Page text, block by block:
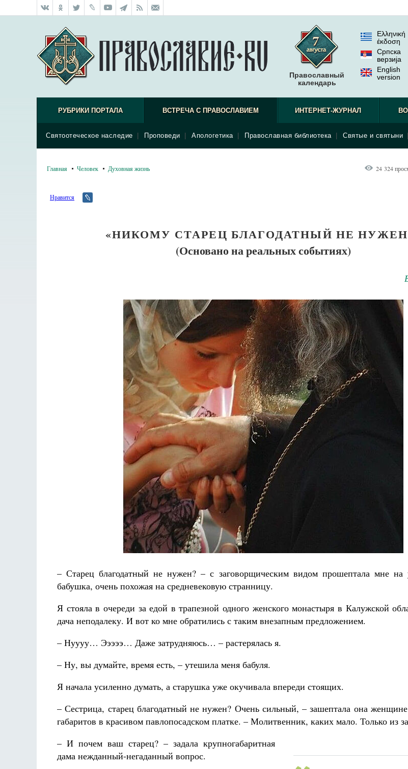
Православный
календарь
Ελληνική
έκδοση
Српска
верзиjа
English
version
РУБРИКИ ПОРТАЛА ВСТРЕЧА С ПРАВОСЛАВИЕМ
Святоотеческое наследие Проповеди Апологетика Православная библиотека Святые и святыни
ИНТЕРНЕТ-ЖУРНАЛ
Главная Человек Духовная жизнь 24 324
Нравится
«НИКОМУ СТАРЕЦ БЛАГОДАТНЫЙ НЕ
(Основано на реальных событиях)
– Старец благодатный не нужен? – с заговорщическим видом прошептала мне на
бабушка, очень похожая на средневековую странницу.
Я стояла в очереди за едой в трапезной одного женского монастыря в Калужской
дача неподалеку. И вот ко мне обратились с таким внезапным предложением.
– Нуууу… Эээээ… Даже затрудняюсь… – растерялась я.
– Ну, вы думайте, время есть, – утешила меня бабуля.
Я начала усиленно думать, а старушка уже окучивала впереди стоящих.
– Сестрица, старец благодатный не нужен? Очень сильный, – зашептала она
габаритов в красивом павлопосадском платке. – Молитвенник, каких мало. Только из
– И почем ваш старец? – задала крупногабаритная
дама нежданный-негаданный вопрос.
Разлуки не будет
Фредерика де Грааф Как найти своё место в жизни
Кирилл Мурышев